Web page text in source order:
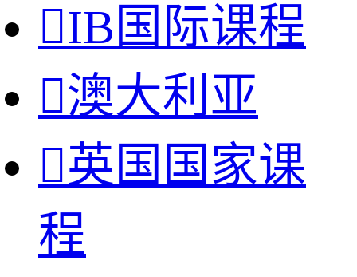
IB国际课程
澳大利亚
英国国家课
程